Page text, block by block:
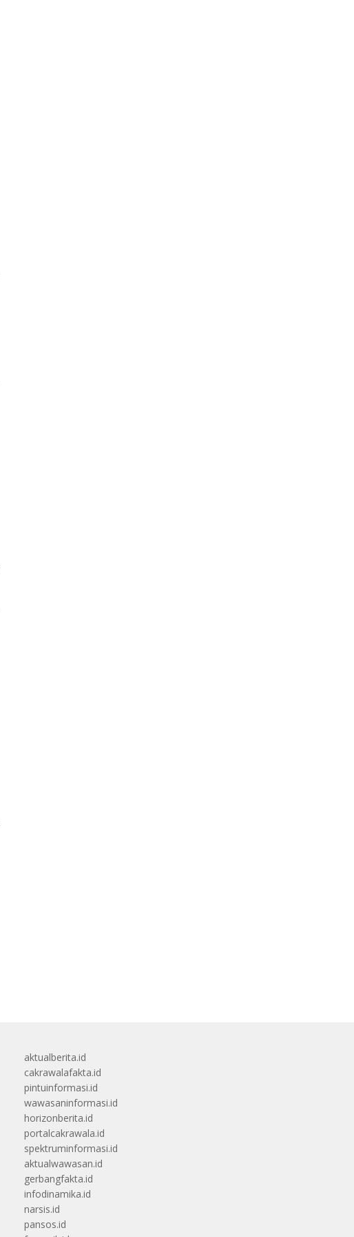
aktualberita.id
cakrawalafakta.id
pintuinformasi.id
wawasaninformasi.id
horizonberita.id
portalcakrawala.id
spektruminformasi.id
aktualwawasan.id
gerbangfakta.id
infodinamika.id
narsis.id
pansos.id